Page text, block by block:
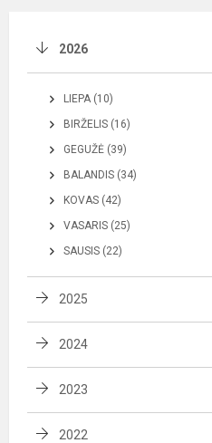
2026
LIEPA (10)
BIRŽELIS (16)
GEGUŽĖ (39)
BALANDIS (34)
KOVAS (42)
VASARIS (25)
SAUSIS (22)
2025
2024
2023
2022